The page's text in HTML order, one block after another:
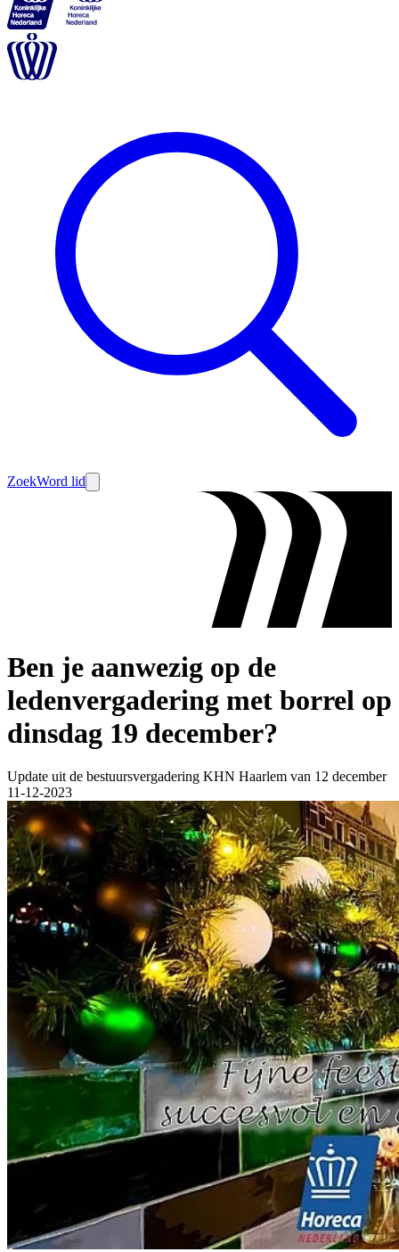
ZoekWord lid
Ben je aanwezig op de
ledenvergadering met borrel op
dinsdag 19 december?
Update uit de bestuursvergadering KHN Haarlem van 12 december
11-12-2023